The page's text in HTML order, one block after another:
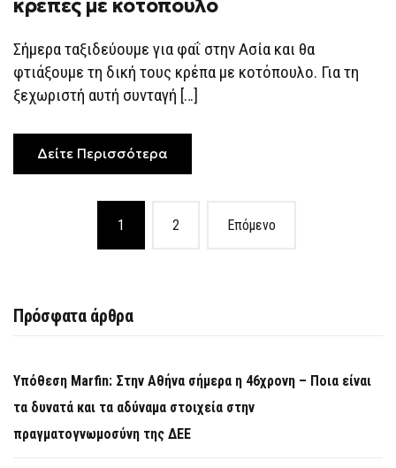
ΤΗΣ
ΚΡΈΠΕΣ
ΚΟΤΌΠΟΥΛΟ
κρέπες με κοτόπουλο
Σήμερα ταξιδεύουμε για φαΐ στην Ασία και θα
φτιάξουμε τη δική τους κρέπα με κοτόπουλο. Για τη
ξεχωριστή αυτή συνταγή […]
Δείτε Περισσότερα
navigation
1 2 Επόμενο
Πρόσφατα άρθρα
Υπόθεση Marfin: Στην Αθήνα σήμερα η 46χρονη – Ποια είναι
τα δυνατά και τα αδύναμα στοιχεία στην
πραγματογνωμοσύνη της ΔΕΕ